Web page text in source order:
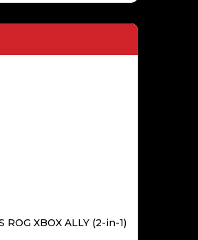
COLUNA BLUETOOTH NGS
COLUNA XIAOMI BLUETOOTH
ROG XBOX ALLY (2-in-1)